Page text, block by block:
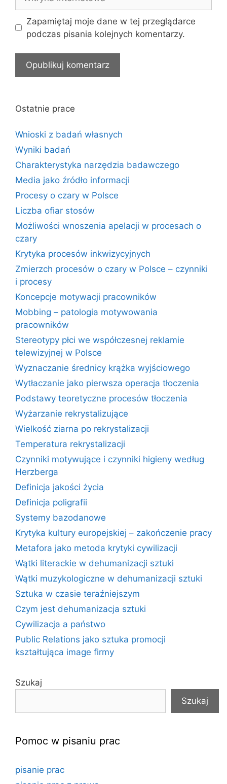
internetowa
Zapamiętaj moje dane w tej przeglądarce
podczas pisania kolejnych komentarzy.
Ostatnie prace
Wnioski z badań własnych
Wyniki badań
Charakterystyka narzędzia badawczego
Media jako źródło informacji
Procesy o czary w Polsce
Liczba ofiar stosów
Możliwości wnoszenia apelacji w procesach o
czary
Krytyka procesów inkwizycyjnych
Zmierzch procesów o czary w Polsce – czynniki
i procesy
Koncepcje motywacji pracowników
Mobbing – patologia motywowania
pracowników
Stereotypy płci we współczesnej reklamie
telewizyjnej w Polsce
Wyznaczanie średnicy krążka wyjściowego
Wytłaczanie jako pierwsza operacja tłoczenia
Podstawy teoretyczne procesów tłoczenia
Wyżarzanie rekrystalizujące
Wielkość ziarna po rekrystalizacji
Temperatura rekrystalizacji
Czynniki motywujące i czynniki higieny według
Herzberga
Definicja jakości życia
Definicja poligrafii
Systemy bazodanowe
Krytyka kultury europejskiej – zakończenie pracy
Metafora jako metoda krytyki cywilizacji
Wątki literackie w dehumanizacji sztuki
Wątki muzykologiczne w dehumanizacji sztuki
Sztuka w czasie teraźniejszym
Czym jest dehumanizacja sztuki
Cywilizacja a państwo
Public Relations jako sztuka promocji
kształtująca image firmy
Szukaj
Szukaj
Pomoc w pisaniu prac
pisanie prac